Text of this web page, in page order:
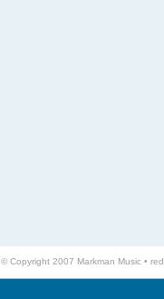
© Copyright 2007 Markman Music •